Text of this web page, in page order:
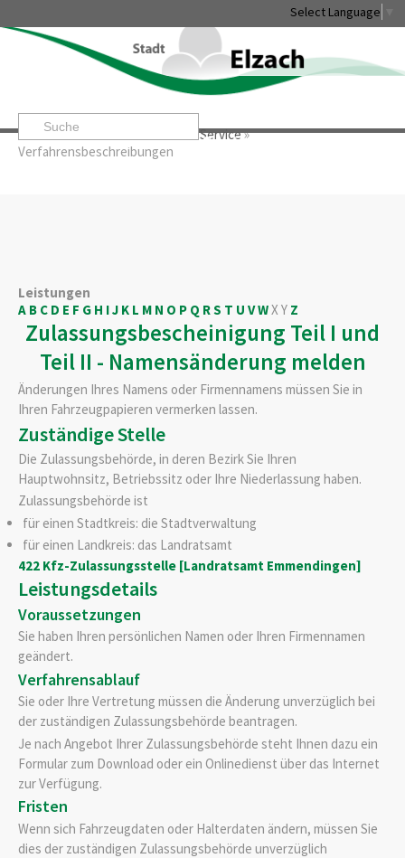
Select Language
Startseite» »Service»
Verfahrensbeschreibungen
Leben & Erleben Rathaus & Service
Leistungen
A B C D E F G H IJ K L M N O P Q RS T U VWXY Z
Zulassungsbescheinigung Teil I und
Teil II - Namensänderung melden
Änderungen Ihres Namens oder Firmennamens müssen Sie in
Ihren Fahrzeugpapieren vermerken lassen.
Zuständige Stelle
Die Zulassungsbehörde, in deren Bezirk Sie Ihren
Hauptwohnsitz, Betriebssitz oder Ihre Niederlassung haben.
Zulassungsbehörde ist
für einen Stadtkreis: die Stadtverwaltung
für einen Landkreis: das Landratsamt
422 Kfz-Zulassungsstelle [Landratsamt Emmendingen]
Leistungsdetails
Voraussetzungen
Sie haben Ihren persönlichen Namen oder Ihren Firmennamen
geändert.
Verfahrensablauf
Sie oder Ihre Vertretung müssen die Änderung unverzüglich bei
der zuständigen Zulassungsbehörde beantragen.
Je nach Angebot Ihrer Zulassungsbehörde steht Ihnen dazu ein
Formular zum Download oder ein Onlinedienst über das Internet
zur Verfügung.
Fristen
Wenn sich Fahrzeugdaten oder Halterdaten ändern, müssen Sie
dies der zuständigen Zulassungsbehörde unverzüglich